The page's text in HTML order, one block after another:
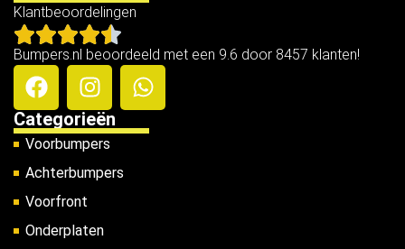
Klantbeoordelingen
Bumpers.nl beoordeeld met een 9.6 door 8457 klanten!
Categorieën
Voorbumpers
Achterbumpers
Voorfront
Onderplaten